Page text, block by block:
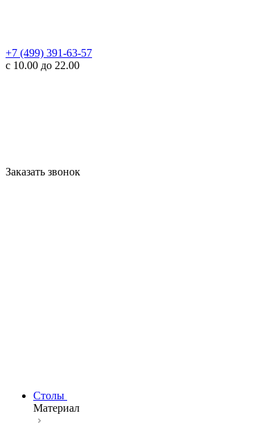
+7 (499) 391-63-57
с 10.00 до 22.00
Заказать звонок
Столы
Материал